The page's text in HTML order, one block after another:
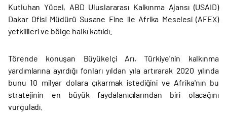
Kutluhan Yücel, ABD Uluslararası Kalkınma Ajansı (USAID)
Dakar Ofisi Müdürü Susane Fine ile Afrika Meselesi (AFEX)
yetkilileri ve bölge halkı katıldı.
Törende konuşan Büyükelçi Arı, Türkiye'nin kalkınma
yardımlarına ayırdığı fonları yıldan yıla artırarak 2020 yılında
bunu 10 milyar dolara çıkarmak istediğini ve Afrika'nın bu
stratejinin en büyük faydalanıcılarından biri olacağını
vurguladı.